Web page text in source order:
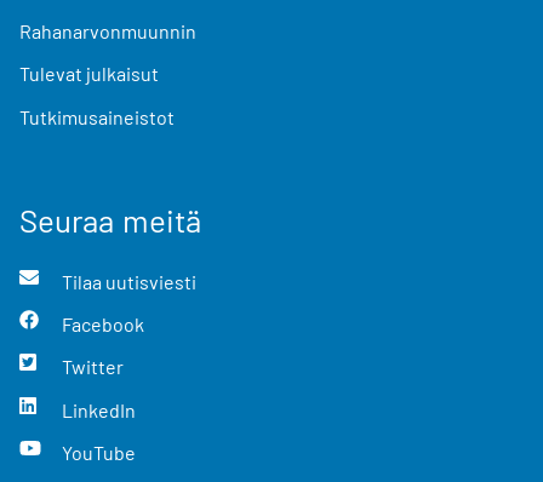
Rahanarvonmuunnin
Tulevat julkaisut
Tutkimusaineistot
Seuraa meitä
Tilaa uutisviesti
Facebook
Twitter
LinkedIn
YouTube